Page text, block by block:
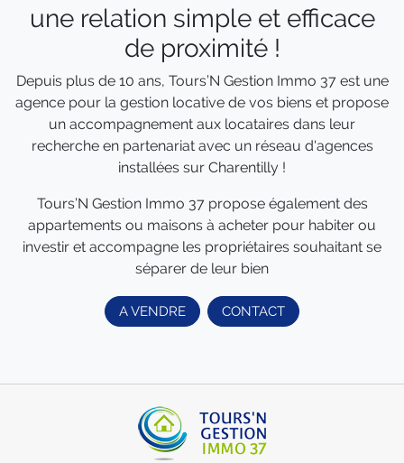
une relation simple et efficace
de proximité !
Depuis plus de 10 ans, Tours’N Gestion Immo 37 est une
agence pour la gestion locative de vos biens et propose
un accompagnement aux locataires dans leur
recherche en partenariat avec un réseau d'agences
installées sur Charentilly !
Tours’N Gestion Immo 37 propose également des
appartements ou maisons à acheter pour habiter ou
investir et accompagne les propriétaires souhaitant se
séparer de leur bien
A VENDRE CONTACT